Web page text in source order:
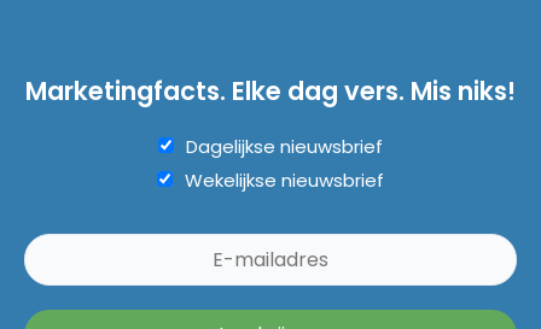
Marketingfacts. Elke dag vers. Mis niks!
Dagelijkse nieuwsbrief
Wekelijkse nieuwsbrief